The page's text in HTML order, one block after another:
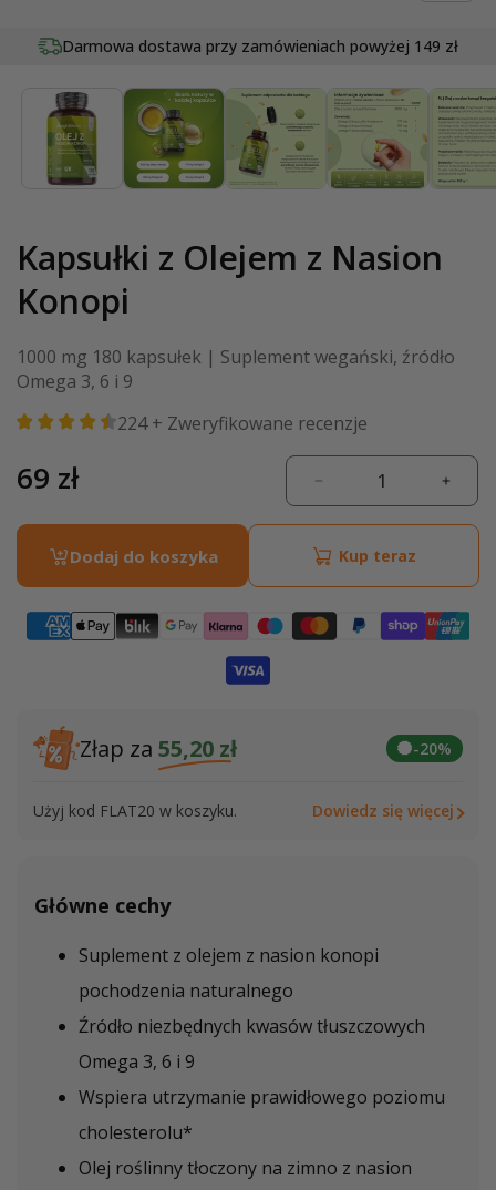
multimedia
modalnym
Darmowa dostawa przy zamówieniach powyżej 149 zł
20lat tradycji w dziedzinie wellness
Kapsułki z Olejem z Nasion
Konopi
1000 mg 180 kapsułek | Suplement wegański, źródło
Omega 3, 6 i 9
224 + Zweryfikowane recenzje
Cena
regularna
69 zł
Zmniejsz
ilość
Kapsułki
z
Olejem
z
ilość
z
z
Dodaj do koszyka Kup teraz
Złap za 55,20 zł -20%
Użyj kod FLAT20 w koszyku. Dowiedz się więcej
Główne cechy
Suplement z olejem z nasion konopi
pochodzenia naturalnego
Źródło niezbędnych kwasów tłuszczowych
Omega 3, 6 i 9
Wspiera utrzymanie prawidłowego poziomu
cholesterolu*
Olej roślinny tłoczony na zimno z nasion